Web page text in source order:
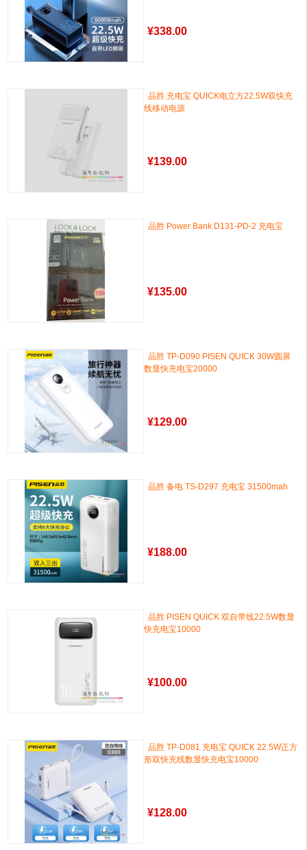
¥338.00
品胜 充电宝 QUICK电立方22.5W双快充
线移动电源
¥139.00
品胜 Power Bank D131-PD-2 充电宝
¥135.00
品胜 TP-D090 PISEN QUICK 30W圆屏
数显快充电宝20000
¥129.00
品胜 备电 TS-D297 充电宝 31500mah
¥188.00
品胜 PISEN QUICK 双自带线22.5W数显
快充电宝10000
¥100.00
品胜 TP-D081 充电宝 QUICK 22.5W正方
形双快充线数显快充电宝10000
¥128.00